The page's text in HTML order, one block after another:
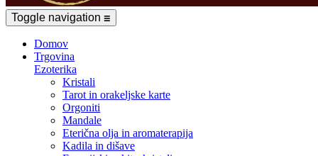
Toggle navigation ☰
Domov
Trgovina
Ezoterika
Kristali
Tarot in orakeljske karte
Orgoniti
Mandale
Eterična olja in aromaterapija
Kadila in dišave